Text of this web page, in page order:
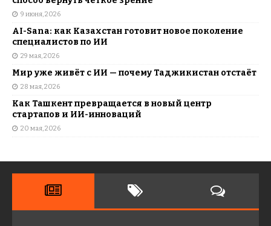
9 июня, 2026
AI-Sana: как Казахстан готовит новое поколение
специалистов по ИИ
29 мая, 2026
Мир уже живёт с ИИ — почему Таджикистан отстаёт
28 мая, 2026
Как Ташкент превращается в новый центр
стартапов и ИИ-инноваций
20 мая, 2026